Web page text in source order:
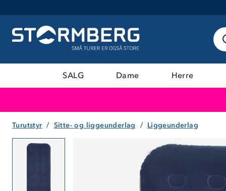
SALG Dame Herre
Turutstyr Sitte- og liggeunderlag Liggeunderlag